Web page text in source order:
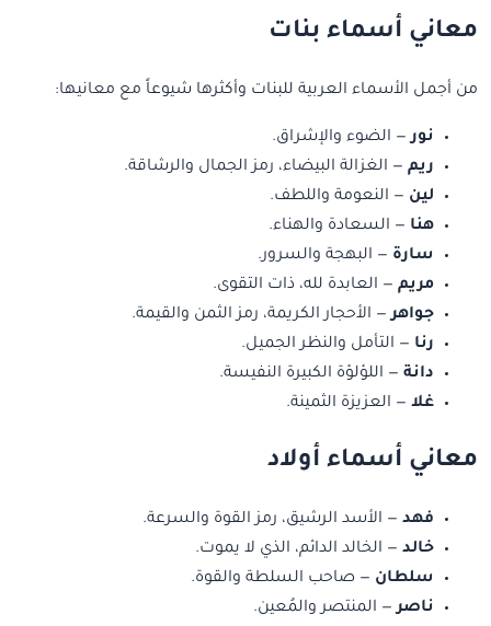
معاني أسماء بنات
من أجمل الأسماء العربية للبنات وأكثرها شيوعاً مع معانيها:
نور— الضوء والإشراق.
ريم — الغزالة البيضاء، رمز الجمال والرشاقة.
لين — النعومة واللطف.
هنا — السعادة والهناء.
سارة — البهجة والسرور.
مريم — العابدة لله، ذات التقوى.
جواهر— الأحجار الكريمة، رمز الثمن والقيمة.
رنا — التأمل والنظر الجميل.
دانة — اللؤلؤة الكبيرة النفيسة.
غلا — العزيزة الثمينة.
معاني أسماء أولاد
فهد — الأسد الرشيق، رمز القوة والسرعة.
خالد — الخالد الدائم، الذي لا يموت.
سلطان — صاحب السلطة والقوة.
ناصر— المنتصر والمُعين.